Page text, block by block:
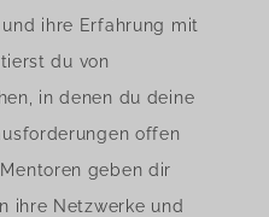
ihre Erfahrung mit
du von
in denen du deine
offen
geben dir
ihre Netzwerke und